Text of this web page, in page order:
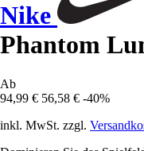
Nike
Phantom
Ab
94,99 € 56,58 € -40%
inkl. MwSt. zzgl.